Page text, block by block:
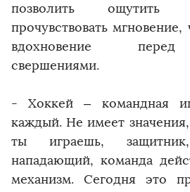
позволить ощутить
прочувствовать
вдохновение
свершениями.
- Хоккей – командная
каждый. Не имеет
ты играешь,
нападающий, команда
механизм. Сегодня это